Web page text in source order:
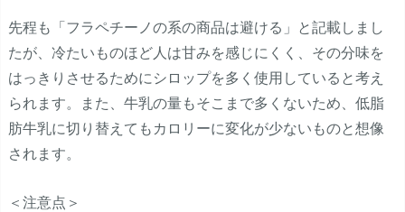
先程も「フラペチーノの系の商品は避ける」と記載しまし
たが、冷たいものほど人は甘みを感じにくく、その分味を
はっきりさせるためにシロップを多く使用していると考え
られます。また、牛乳の量もそこまで多くないため、低脂
肪牛乳に切り替えてもカロリーに変化が少ないものと想像
されます。
＜注意点＞